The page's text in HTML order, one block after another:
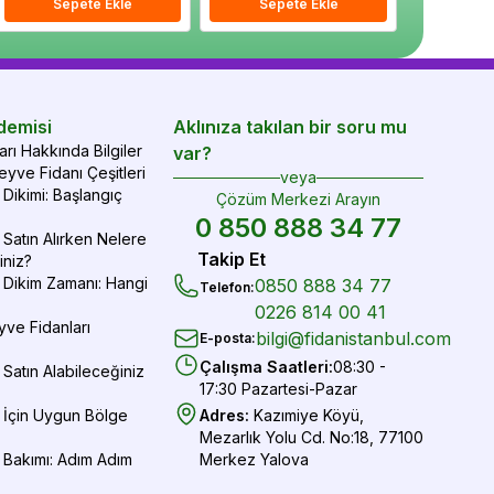
Sepete Ekle Sepete Ekle
Sepete Ekle Sepete Ekle
Hakkında Bilgiler
Fidanı Çeşitleri
Başlangıç
Alırken Nelere
Zamanı: Hangi
Fidanları
Alabileceğiniz
İçin Uygun Bölge
Adım Adım
Aklınıza takılan bir soru mu
var?
veya
Çözüm Merkezi Arayın
0 850 888 34 77
Takip Et
Telefon:0850 888 34 77
0226 814 00 41
E-posta:bilgi@fidanistanbul.com
Çalışma Saatleri:08:30 -
17:30 Pazartesi-Pazar
Adres: Kazımiye Köyü,
Mezarlık Yolu Cd. No:18, 77100
Merkez Yalova